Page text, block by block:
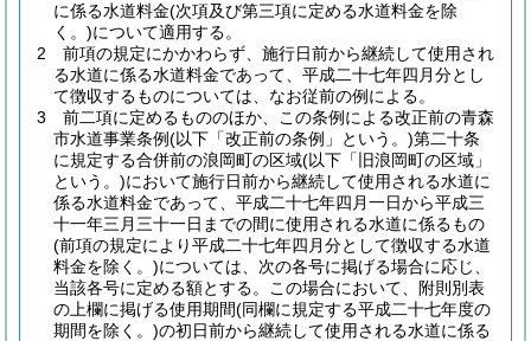
に係る水道料金(次項及び第三項に定める水道料金を除
く。)について適用する。
2
前項の規定にかかわらず、施行日前から継続して使用され
る水道に係る水道料金であって、平成二十七年四月分とし
て徴収するものについては、なお従前の例による。
3
前二項に定めるもののほか、この条例による改正前の青森
市水道事業条例(以下「改正前の条例」という。)第二十条
に規定する合併前の浪岡町の区域(以下「旧浪岡町の区域」
という。)において施行日前から継続して使用される水道に
係る水道料金であって、平成二十七年四月一日から平成三
十一年三月三十一日までの間に使用される水道に係るもの
(前項の規定により平成二十七年四月分として徴収する水道
料金を除く。)については、次の各号に掲げる場合に応じ、
当該各号に定める額とする。
この場合において、附則別表
の上欄に掲げる使用期間(同欄に規定する平成二十七年度の
期間を除く。)の初日前から継続して使用される水道に係る